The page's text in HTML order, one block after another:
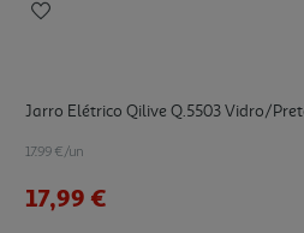
Jarro Elétrico Qilive Q.5503 Vidro/
17.99 €/un
17,99 €